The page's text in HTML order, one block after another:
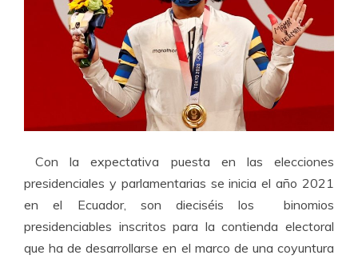
Con la expectativa puesta en las elecciones
presidenciales y parlamentarias se inicia el año 2021
en el Ecuador, son dieciséis los binomios
presidenciables inscritos para la contienda electoral
que ha de desarrollarse en el marco de una coyuntura